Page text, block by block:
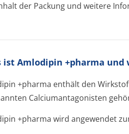
der Packung und weitere
ist Amlodipin +pharma
+pharma enthält den
Calciumantagonisten
+pharma wird angewendet